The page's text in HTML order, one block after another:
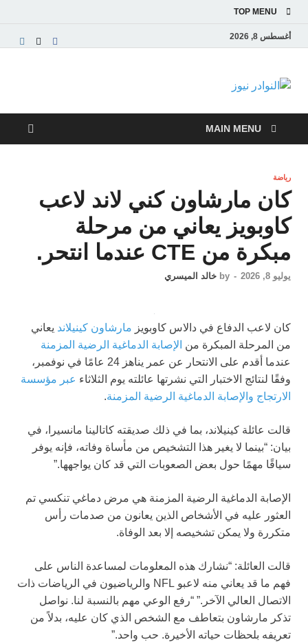
TOP MENU
أغسطس 8, 2026
النوادر نيوز
من العالم العربي والعالمي
MAIN MENU
رياضة
كان مارشاون كني لاند لاعب
كاوبويز يعاني من مرحلة
مبكرة من CTE عندما انتحر.
يوليو 8, 2026 -
by خالد الميسري
كان لاعب الدفاع في دالاس كاوبويز مارشاون كينيلاند يعاني
من المرحلة المبكرة من الإصابة الدماغية الرضية المزمنة
عندما أقدم على الانتحار عن عمر يناهز 24 عامًا في نوفمبر،
وفقًا لنتائج الاختبار التي نشرتها عائلته يوم الثلاثاء عبر مؤسسة
الارتجاج والإصابة الدماغية الرضية المزمنة.
قالت عائلة كينيلاند، بما في ذلك صديقته كاتالينا مانسيرا، في
بيان: “بينما لا يغير هذا التشخيص من مأساة وفاته، فإنه يوفر
سياقًا مهمًا حول بعض الصعوبات التي قد كان يواجهها.”
الإصابة الدماغية الرضية المزمنة هي مرض دماغي تنكسي تم
العثور عليه في الأشخاص الذين يعانون من صدمات رأس
متكررة ولا يمكن تشخيصه إلا بعد الوفاة.
قالت العائلة: “نشارك هذه المعلومات لمساعدة الناس على
فهم ما قد يعاني منه لاعبو NFL والرياضيون في الرياضات ذات
الاتصال العالي الآخر.” “رفع الوعي مهم بالنسبة لنا. نواصل
تذكر مارشاون بتعاطف مع الشخص الذي كان عليه، بدلاً من
تعريفه بلحظات حياته الأخيرة. حب واحد.”